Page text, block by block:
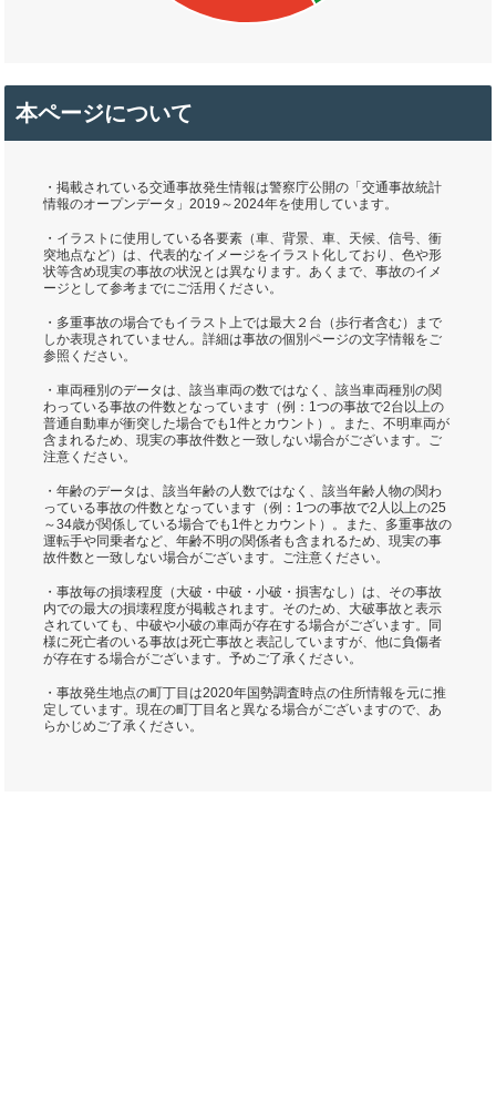
本ページについて
・掲載されている交通事故発生情報は警察庁公開の「交通事故統計
情報のオープンデータ」2019～2024年を使用しています。
・イラストに使用している各要素（車、背景、車、天候、信号、衝
突地点など）は、代表的なイメージをイラスト化しており、色や形
状等含め現実の事故の状況とは異なります。あくまで、事故のイメ
ージとして参考までにご活用ください。
・多重事故の場合でもイラスト上では最大２台（歩行者含む）まで
しか表現されていません。詳細は事故の個別ページの文字情報をご
参照ください。
・車両種別のデータは、該当車両の数ではなく、該当車両種別の関
わっている事故の件数となっています（例：1つの事故で2台以上の
普通自動車が衝突した場合でも1件とカウント）。また、不明車両が
含まれるため、現実の事故件数と一致しない場合がございます。ご
注意ください。
・年齢のデータは、該当年齢の人数ではなく、該当年齢人物の関わ
っている事故の件数となっています（例：1つの事故で2人以上の25
～34歳が関係している場合でも1件とカウント）。また、多重事故の
運転手や同乗者など、年齢不明の関係者も含まれるため、現実の事
故件数と一致しない場合がございます。ご注意ください。
・事故毎の損壊程度（大破・中破・小破・損害なし）は、その事故
内での最大の損壊程度が掲載されます。そのため、大破事故と表示
されていても、中破や小破の車両が存在する場合がございます。同
様に死亡者のいる事故は死亡事故と表記していますが、他に負傷者
が存在する場合がございます。予めご了承ください。
・事故発生地点の町丁目は2020年国勢調査時点の住所情報を元に推
定しています。現在の町丁目名と異なる場合がございますので、あ
らかじめご了承ください。